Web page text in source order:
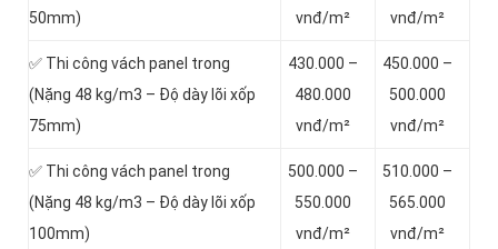
50mm) vnđ/m² vnđ/m²
✅ Thi công vách panel trong
(Nặng 48 kg/m3 – Độ dày lõi xốp
75mm)
430.000 –
480.000
vnđ/m²
450.000 –
500.000
vnđ/m²
✅ Thi công vách panel trong
(Nặng 48 kg/m3 – Độ dày lõi xốp
100mm)
500.000 –
550.000
vnđ/m²
510.000 –
565.000
vnđ/m²